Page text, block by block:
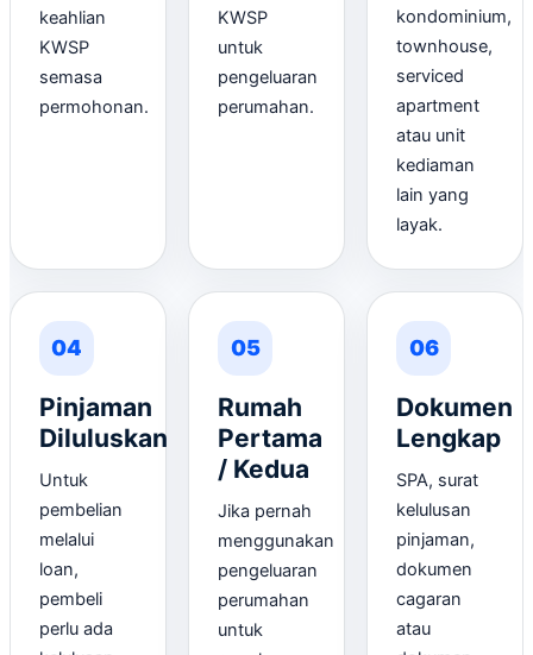
keahlian
KWSP
semasa
permohonan.
KWSP
untuk
pengeluaran
perumahan.
kondominium,
townhouse,
serviced
apartment
atau unit
kediaman
lain yang
layak.
04
Pinjaman
Diluluskan
Untuk
pembelian
melalui
loan,
pembeli
perlu ada
05
Rumah
Pertama
/ Kedua
Jika pernah
menggunakan
pengeluaran
perumahan
untuk
06
Dokumen
Lengkap
SPA, surat
kelulusan
pinjaman,
dokumen
cagaran
atau